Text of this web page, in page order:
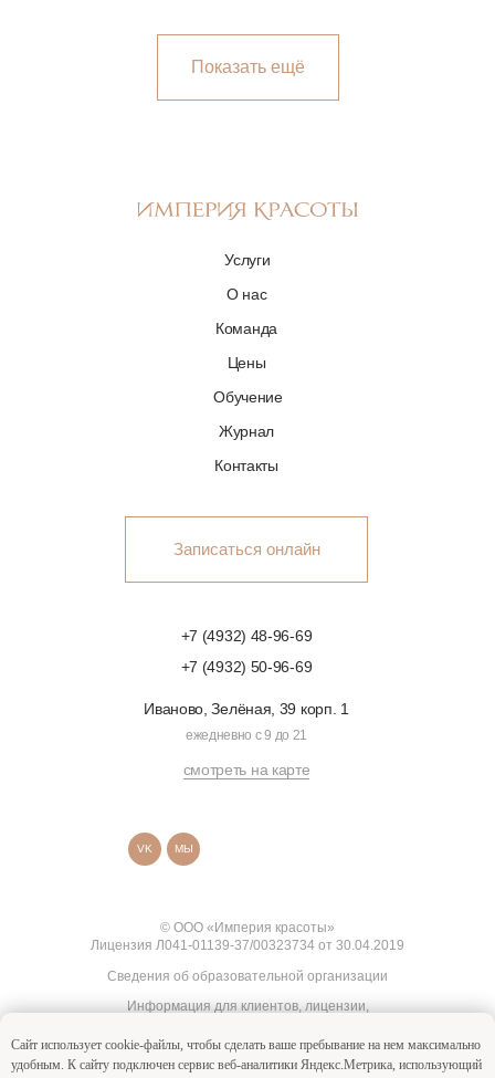
Показать ещё
Записаться онлайн
О нас
Команда
Цены
Обучение
Журнал
Контакты
Услуги
+7 (4932) 48-96-69
+7 (4932) 50-96-69
Иваново, Зелёная, 39 корп. 1
ежедневно с 9 до 21
смотреть на карте
© ООО «Империя красоты»
Лицензия Л041-01139-37/00323734 от 30.04.2019
Согласие на обработку персональных
данных
Информация для клиентов, лицензии,
Сведения об образовательной организации
VK МЫ
Сайт использует cookie-файлы, чтобы сделать ваше пребывание на нем максимально
удобным. К cайту подключен сервис веб-аналитики Яндекс.Метрика, использующий